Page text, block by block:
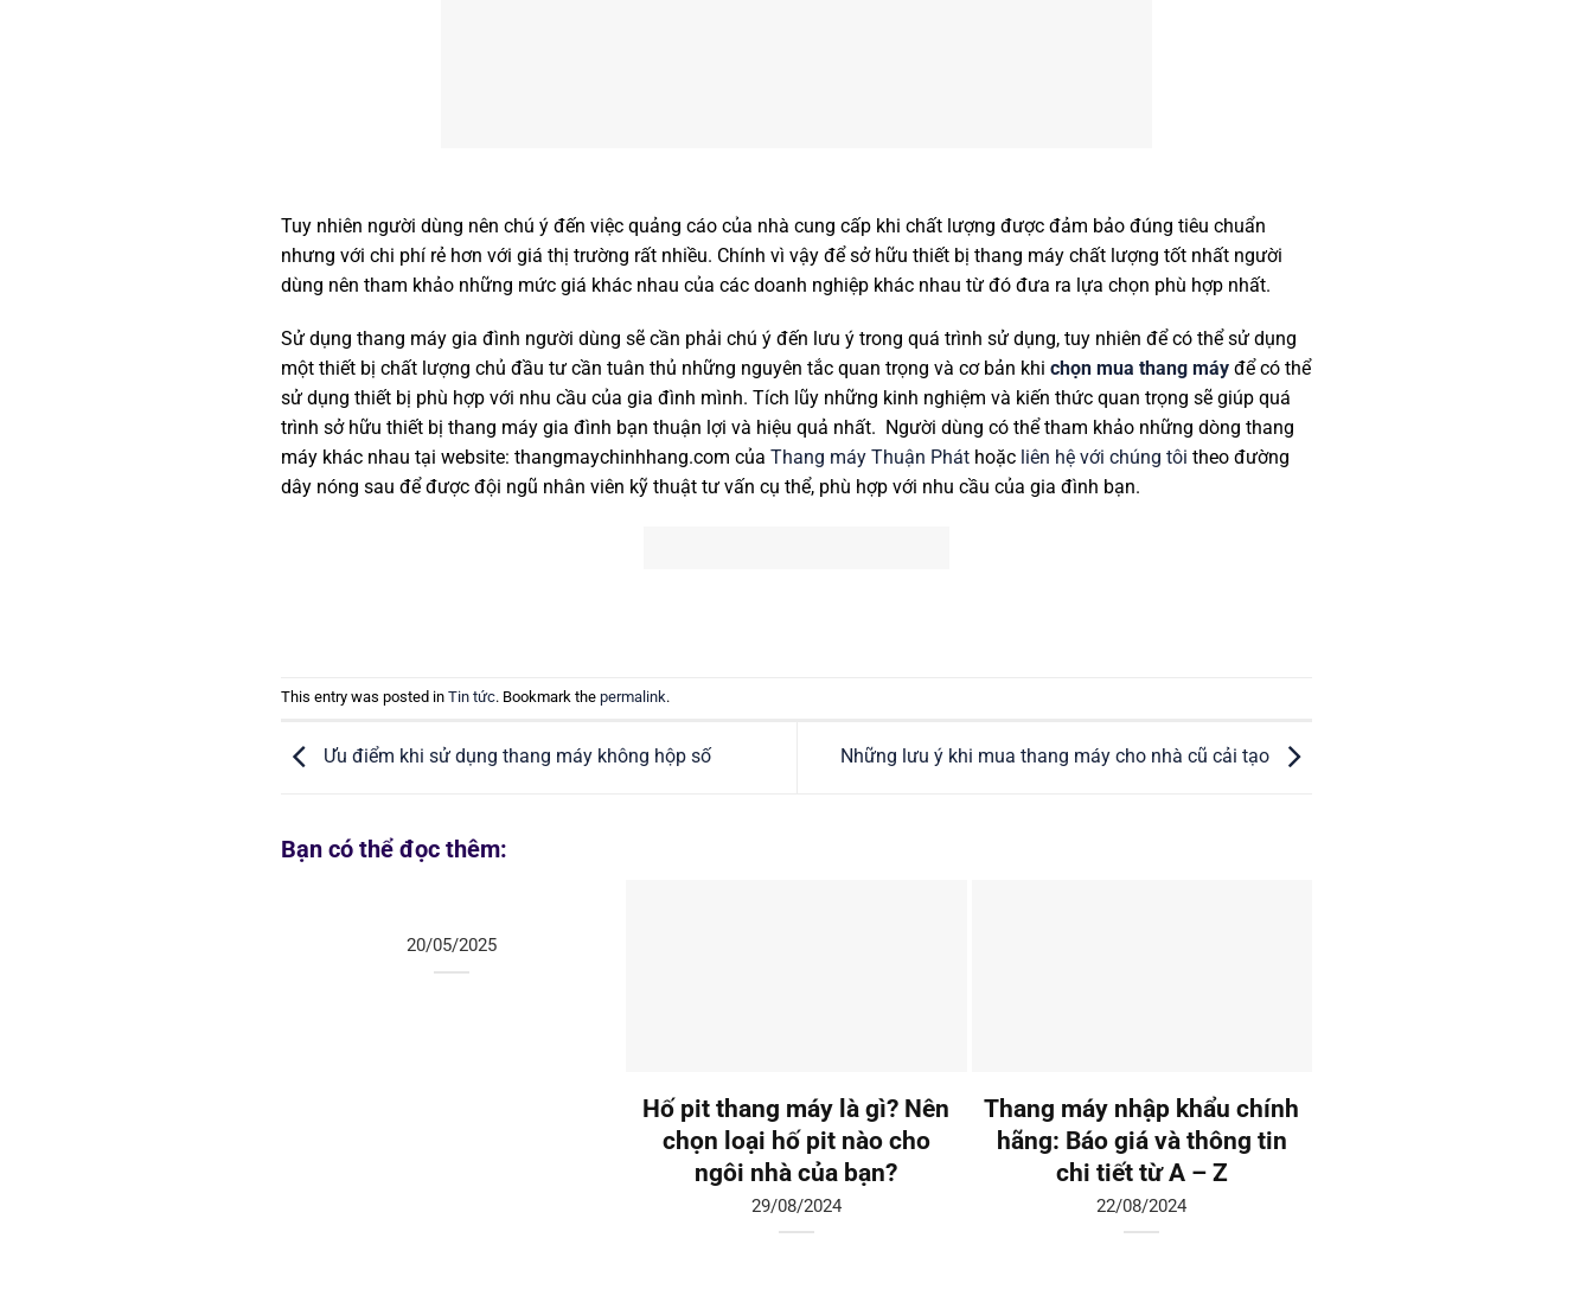
Tuy nhiên người dùng nên chú ý đến việc quảng cáo của nhà cung cấp khi chất lượng được đảm bảo đúng tiêu chuẩn
nhưng với chi phí rẻ hơn với giá thị trường rất nhiều. Chính vì vậy để sở hữu thiết bị thang máy chất lượng tốt nhất người
dùng nên tham khảo những mức giá khác nhau của các doanh nghiệp khác nhau từ đó đưa ra lựa chọn phù hợp nhất.
Sử dụng thang máy gia đình người dùng sẽ cần phải chú ý đến lưu ý trong quá trình sử dụng, tuy nhiên để có thể sử dụng
một thiết bị chất lượng chủ đầu tư cần tuân thủ những nguyên tắc quan trọng và cơ bản khi chọn mua thang máy để có thể
sử dụng thiết bị phù hợp với nhu cầu của gia đình mình. Tích lũy những kinh nghiệm và kiến thức quan trọng sẽ giúp quá
trình sở hữu thiết bị thang máy gia đình bạn thuận lợi và hiệu quả nhất. Người dùng có thể tham khảo những dòng thang
máy khác nhau tại website: thangmaychinhhang.com của Thang máy Thuận Phát hoặc liên hệ với chúng tôi theo đường
dây nóng sau để được đội ngũ nhân viên kỹ thuật tư vấn cụ thể, phù hợp với nhu cầu của gia đình bạn.
This entry was posted in Tin tức. Bookmark the permalink.
Ưu điểm khi sử dụng thang máy không hộp số Những lưu ý khi mua thang máy cho nhà cũ cải tạo
Bạn có thể đọc thêm:
20/05/2025
Hố pit thang máy là gì? Nên
chọn loại hố pit nào cho
ngôi nhà của bạn?
29/08/2024
Thang máy nhập khẩu chính
hãng: Báo giá và thông tin
chi tiết từ A – Z
22/08/2024